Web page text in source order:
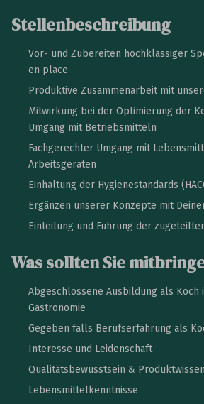
Stellenbeschreibung
Vor- und Zubereiten hochklassiger
en place
Produktive Zusammenarbeit mit
Mitwirkung bei der Optimierung der
Umgang mit Betriebsmitteln
Fachgerechter Umgang mit
Arbeitsgeräten
Einhaltung der Hygienestandards
Ergänzen unserer Konzepte mit
Einteilung und Führung der
Was sollten Sie
Abgeschlossene Ausbildung als
Gastronomie
Gegeben falls Berufserfahrung als
Interesse und Leidenschaft
Qualitätsbewusstsein & Produktwissen
Lebensmittelkenntnisse